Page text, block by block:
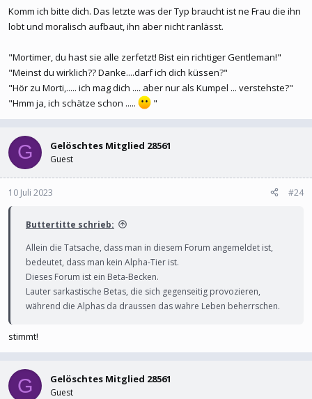
Komm ich bitte dich. Das letzte was der Typ braucht ist ne Frau die ihn
lobt und moralisch aufbaut, ihn aber nicht ranlässt.
"Mortimer, du hast sie alle zerfetzt! Bist ein richtiger Gentleman!"
"Meinst du wirklich?? Danke....darf ich dich küssen?"
"Hör zu Morti,..... ich mag dich .... aber nur als Kumpel ... verstehste?"
"Hmm ja, ich schätze schon .....
"
G Gelöschtes Mitglied 28561
Guest
10 Juli 2023 #24
Buttertitte schrieb:
Allein die Tatsache, dass man in diesem Forum angemeldet ist,
bedeutet, dass man kein Alpha-Tier ist.
Dieses Forum ist ein Beta-Becken.
Lauter sarkastische Betas, die sich gegenseitig provozieren,
während die Alphas da draussen das wahre Leben beherrschen.
stimmt!
G Gelöschtes Mitglied 28561
Guest